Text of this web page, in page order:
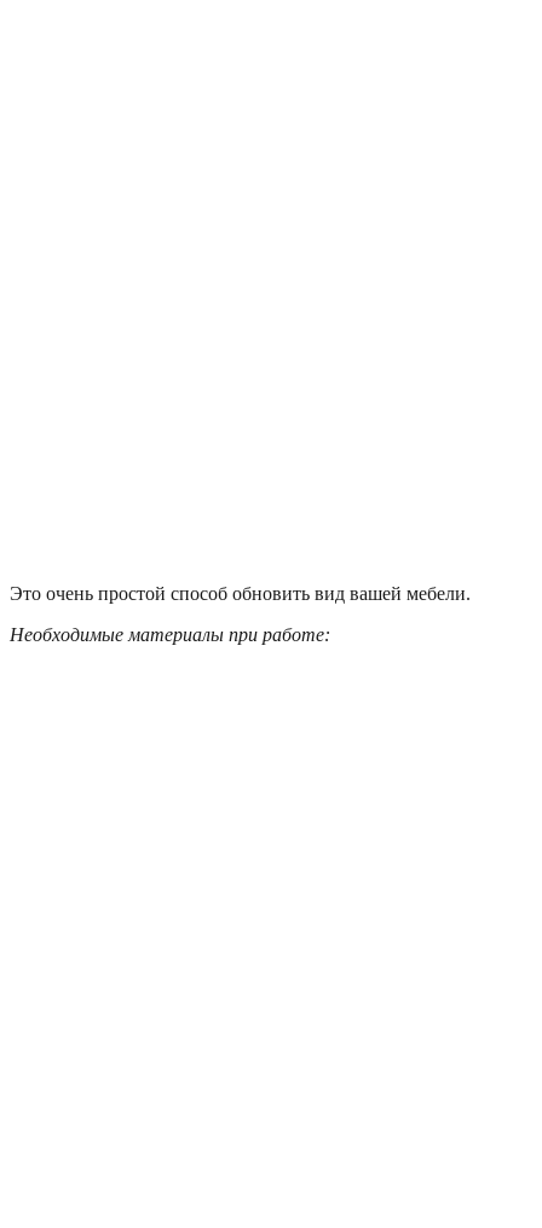
Это очень простой способ обновить вид вашей мебели.
Необходимые материалы при работе: